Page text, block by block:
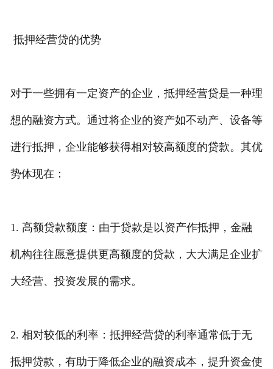
抵押经营贷的优势
对于一些拥有一定资产的企业，抵押经营贷是一种理
想的融资方式。通过将企业的资产如不动产、设备等
进行抵押，企业能够获得相对较高额度的贷款。其优
势体现在：
1. 高额贷款额度：由于贷款是以资产作抵押，金融
机构往往愿意提供更高额度的贷款，大大满足企业扩
大经营、投资发展的需求。
2. 相对较低的利率：抵押经营贷的利率通常低于无
抵押贷款，有助于降低企业的融资成本，提升资金使